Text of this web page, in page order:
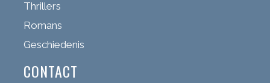
Thrillers
Romans
Geschiedenis
CONTACT